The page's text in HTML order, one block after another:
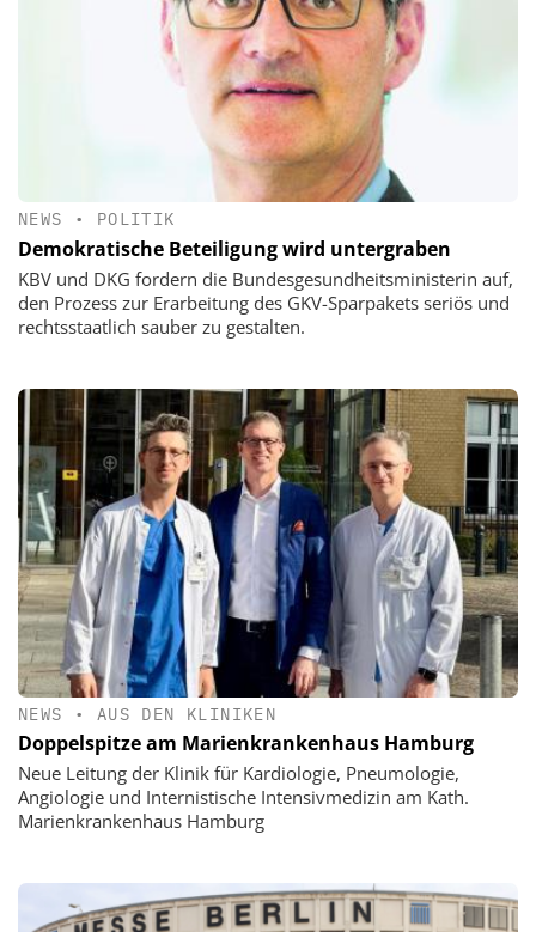
NEWS • POLITIK
Demokratische Beteiligung wird untergraben
KBV und DKG fordern die Bundesgesundheitsministerin auf,
den Prozess zur Erarbeitung des GKV-Sparpakets seriös und
rechtsstaatlich sauber zu gestalten.
NEWS • AUS DEN KLINIKEN
Doppelspitze am Marienkrankenhaus Hamburg
Neue Leitung der Klinik für Kardiologie, Pneumologie,
Angiologie und Internistische Intensivmedizin am Kath.
Marienkrankenhaus Hamburg